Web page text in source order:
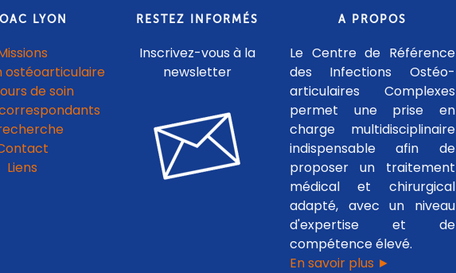
LYON
ostéoarticulaire
de soin
Liens
RESTEZ INFORMÉS
Inscrivez-vous à la
newsletter
A PROPOS
Le Centre de Référence
des Infections Ostéo-
articulaires Complexes
permet une prise en
charge multidisciplinaire
indispensable afin de
proposer un traitement
médical et chirurgical
adapté, avec un niveau
d'expertise et de
compétence élevé.
En savoir plus ►